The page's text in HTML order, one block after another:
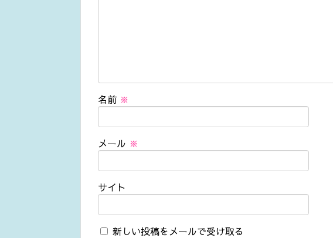
名前 ※
メール ※
サイト
新しい投稿をメールで受け取る